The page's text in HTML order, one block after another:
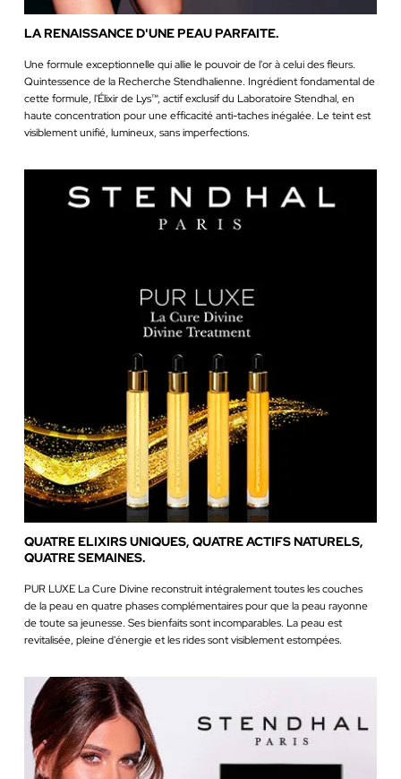
LA RENAISSANCE D'UNE PEAU PARFAITE.
Une formule exceptionnelle qui allie le pouvoir de l'or à celui des fleurs.
Quintessence de la Recherche Stendhalienne. Ingrédient fondamental de
cette formule, l'Élixir de Lys™, actif exclusif du Laboratoire Stendhal, en
haute concentration pour une efficacité anti-taches inégalée. Le teint est
visiblement unifié, lumineux, sans imperfections.
QUATRE ELIXIRS UNIQUES, QUATRE ACTIFS NATURELS,
QUATRE SEMAINES.
PUR LUXE La Cure Divine reconstruit intégralement toutes les couches
de la peau en quatre phases complémentaires pour que la peau rayonne
de toute sa jeunesse. Ses bienfaits sont incomparables. La peau est
revitalisée, pleine d'énergie et les rides sont visiblement estompées.